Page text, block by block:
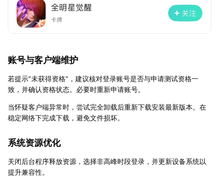
账号与客户端维护
若提示"未获得资格"，建议核对登录账号是否与申请测试资格一
致，并确认资格状态。必要时重新申请账号。
当怀疑客户端异常时，尝试完全卸载后重新下载安装最新版本。在
稳定网络下完成下载，避免文件损坏。
系统资源优化
关闭后台程序释放资源，选择非高峰时段登录，并更新设备系统以
提升兼容性。